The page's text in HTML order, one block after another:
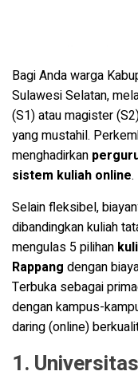
Bagi Anda warga
Sulawesi Selatan,
(S1) atau magister
yang mustahil.
menghadirkan
sistem kuliah online.
Selain fleksibel,
dibandingkan kuliah
mengulas 5 pilihan
Rappang dengan
Terbuka sebagai
dengan kampus-
daring (online)
1.